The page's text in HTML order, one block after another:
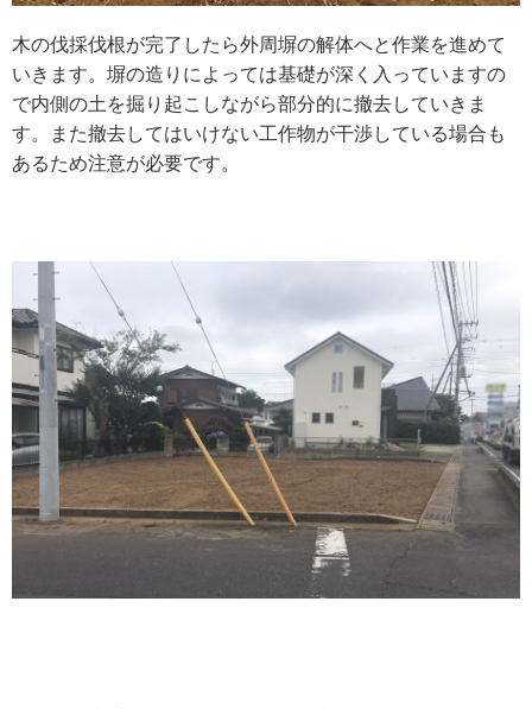
木の伐採伐根が完了したら外周塀の解体へと作業を進めて
いきます。塀の造りによっては基礎が深く入っていますの
で内側の土を掘り起こしながら部分的に撤去していきま
す。また撤去してはいけない工作物が干渉している場合も
あるため注意が必要です。